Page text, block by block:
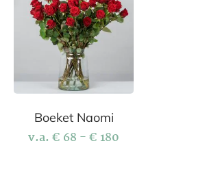
Boeket Naomi
v.a.€ 68 -€ 180